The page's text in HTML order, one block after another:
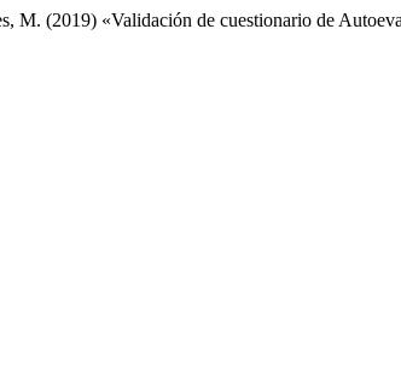
M. (2019) «Validación de cuestionario de